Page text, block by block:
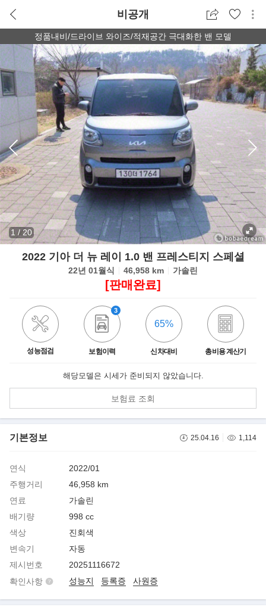
비공개
정품내비/드라이브 와이즈/적재공간 극대화한 밴 모델
1 /20
2022 기아 더 뉴 레이 1.0 밴 프레스티지 스페셜
22년 01월식 46,958 km 가솔린
[판매완료]
성능점검 보험이력
3
신차대비
65%
총비용 계산기
해당모델은 시세가 준비되지 않았습니다.
보험료 조회
기본정보 25.04.16 1,114
연식
2022/01
주행거리
46,958 km
연료
가솔린
배기량
998 cc
색상
진회색
변속기
자동
제시번호
20251116672
확인사항
성능지 등록증 사원증